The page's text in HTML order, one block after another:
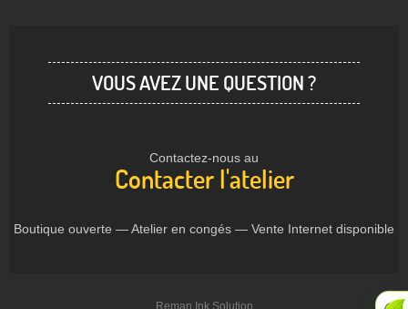
VOUS AVEZ UNE QUESTION ?
Contactez-nous au
Contacter l'atelier
Boutique ouverte — Atelier en congés — Vente Internet disponible
Reman Ink Solution